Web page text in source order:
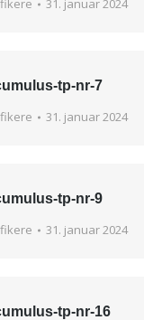
31. januar 2024
tp-nr-7
31. januar 2024
tp-nr-9
31. januar 2024
tp-nr-16